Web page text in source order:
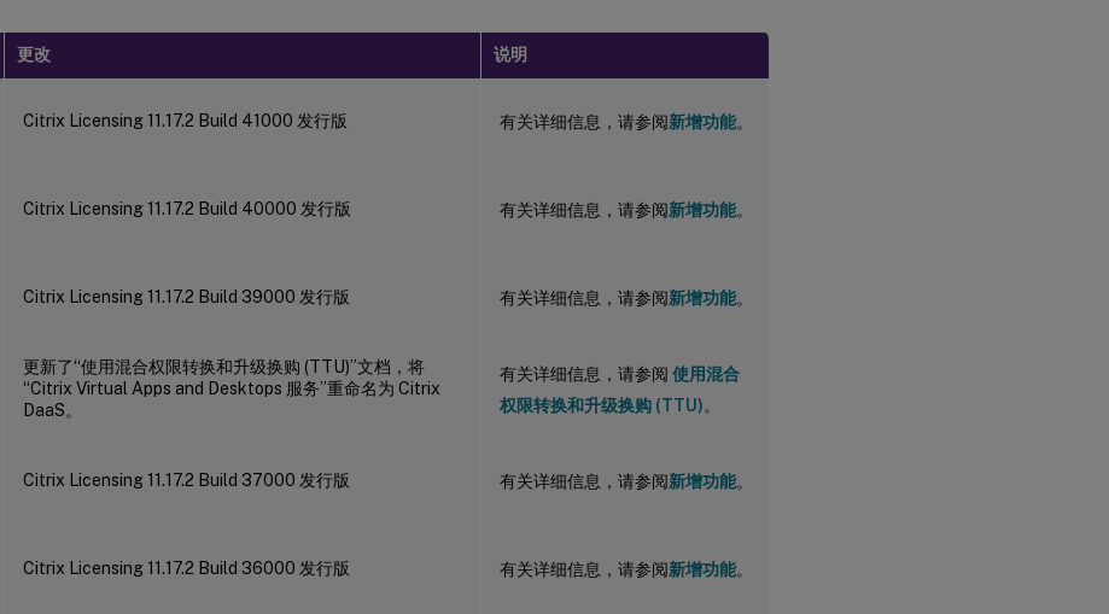
更改 说明
Citrix Licensing 11.17.2 Build 41000 发行版 有关详细信息，请参阅新增功能。
Citrix Licensing 11.17.2 Build 40000 发行版 有关详细信息，请参阅新增功能。
Citrix Licensing 11.17.2 Build 39000 发行版 有关详细信息，请参阅新增功能。
更新了“使用混合权限转换和升级换购 (TTU)”文档，将
“Citrix Virtual Apps and Desktops 服务”重命名为 Citrix
DaaS。
有关详细信息，请参阅 使用混合
权限转换和升级换购 (TTU)。
Citrix Licensing 11.17.2 Build 37000 发行版 有关详细信息，请参阅新增功能。
Citrix Licensing 11.17.2 Build 36000 发行版 有关详细信息，请参阅新增功能。